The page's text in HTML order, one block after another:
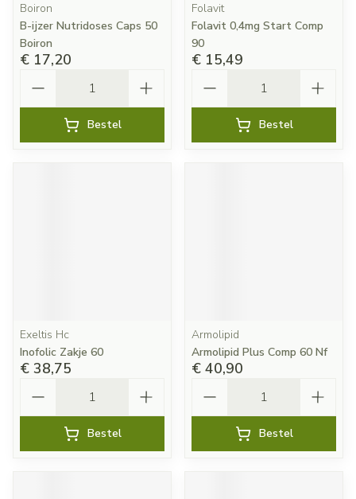
Boiron
B-ijzer Nutridoses Caps 50
Boiron
€ 17,20
Bestel
Folavit
Folavit 0,4mg Start Comp
90
€ 15,49
Bestel
Exeltis Hc
Inofolic Zakje 60
€ 38,75
Bestel
Armolipid
Armolipid Plus Comp 60 Nf
€ 40,90
Bestel